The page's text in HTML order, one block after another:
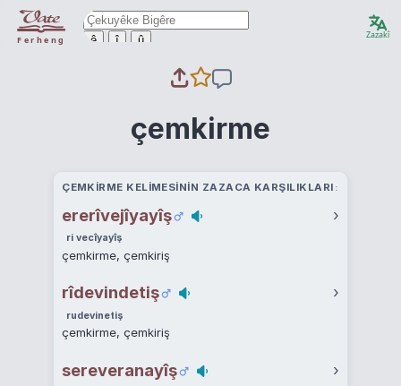
Ferheng ê î û Zazakî
çemkirme
ÇEMKIRME KELIMESININ ZAZACA KARŞILIKLARI
ererîvejîyayîş ›
ri vecîyayîş
çemkirme, çemkiriş
rîdevindetiş ›
rudevinetiş
çemkirme, çemkiriş
sereveranayîş ›